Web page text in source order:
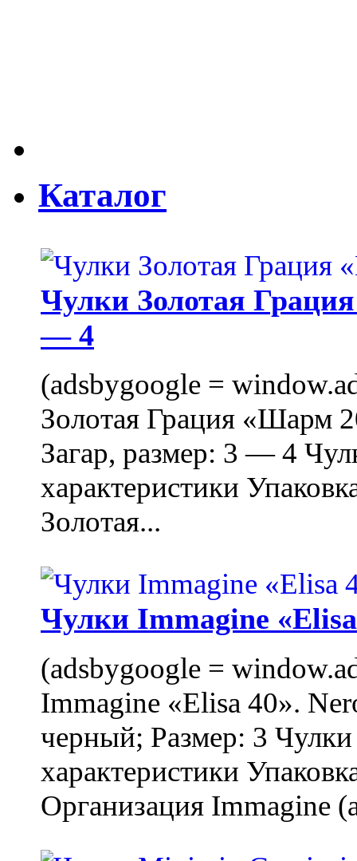
Каталог
Чулки Золотая
— 4
(adsbygoogle =
Золотая Грация «Шарм
Загар, размер: 3 — 4
характеристики
Золотая...
Чулки Immagine
(adsbygoogle =
Immagine «Elisa 40».
черный; Размер: 3
характеристики
Организация Immagine